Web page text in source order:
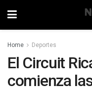
Home Deportes
El Circuit
comienza